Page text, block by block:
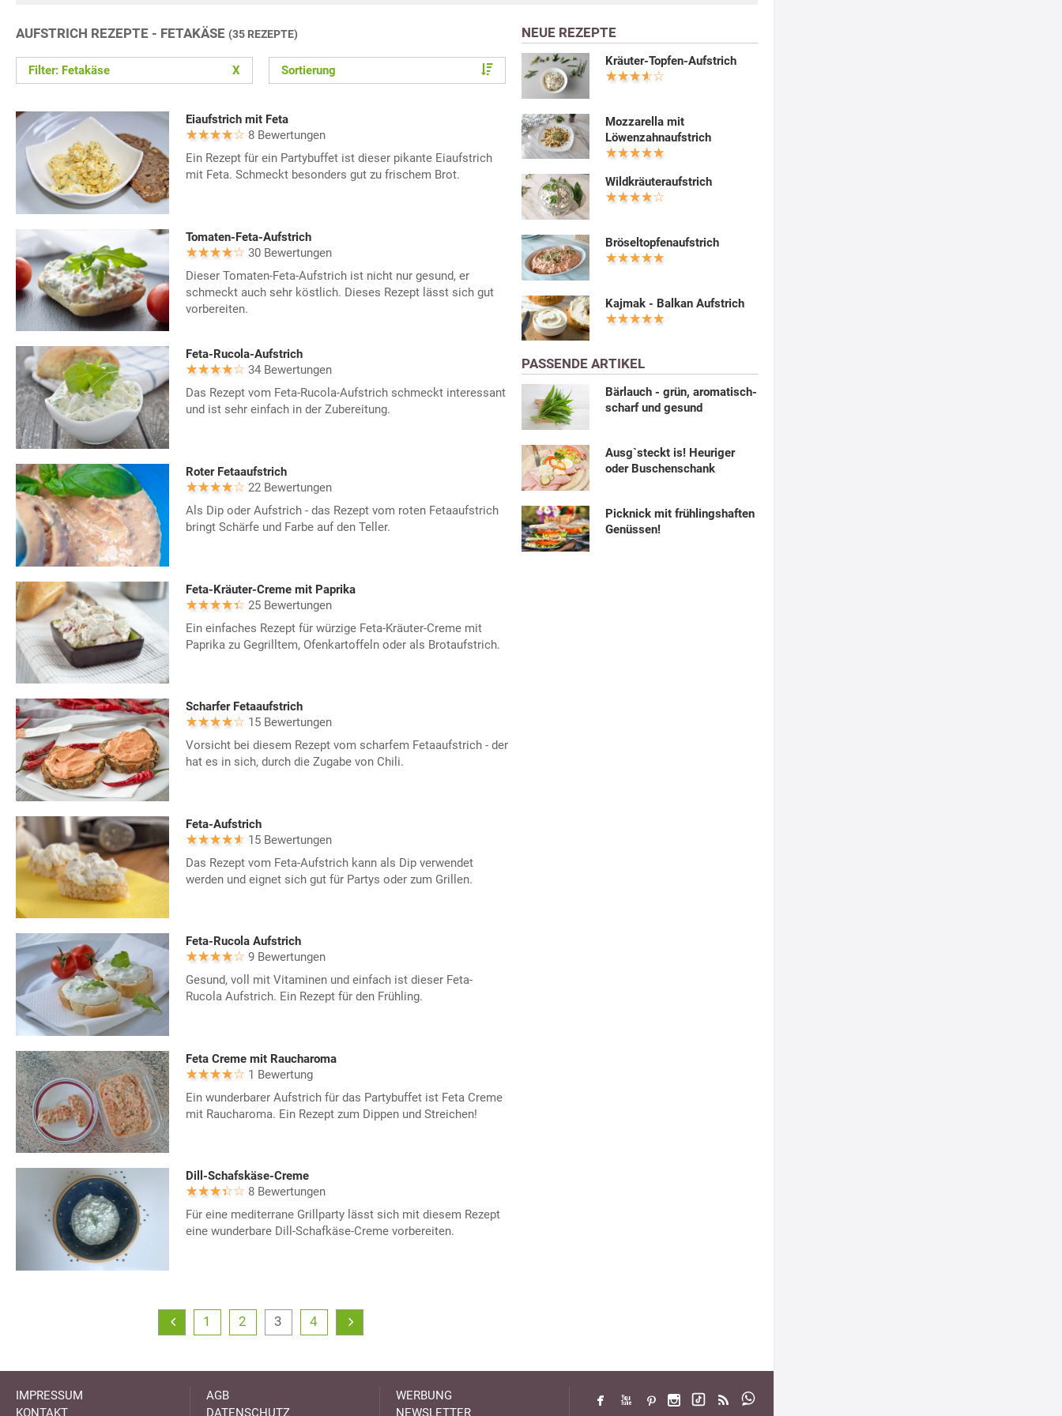
AUFSTRICH REZEPTE - FETAKÄSE (35 REZEPTE)
Filter: Fetakäse X Sortierung
Eiaufstrich mit Feta
8 Bewertungen
Ein Rezept für ein Partybuffet ist dieser pikante Eiaufstrich
mit Feta. Schmeckt besonders gut zu frischem Brot.
Tomaten-Feta-Aufstrich
30 Bewertungen
Dieser Tomaten-Feta-Aufstrich ist nicht nur gesund, er
schmeckt auch sehr köstlich. Dieses Rezept lässt sich gut
vorbereiten.
Feta-Rucola-Aufstrich
34 Bewertungen
Das Rezept vom Feta-Rucola-Aufstrich schmeckt interessant
und ist sehr einfach in der Zubereitung.
Roter Fetaaufstrich
22 Bewertungen
Als Dip oder Aufstrich - das Rezept vom roten Fetaaufstrich
bringt Schärfe und Farbe auf den Teller.
Feta-Kräuter-Creme mit Paprika
25 Bewertungen
Ein einfaches Rezept für würzige Feta-Kräuter-Creme mit
Paprika zu Gegrilltem, Ofenkartoffeln oder als Brotaufstrich.
Scharfer Fetaaufstrich
15 Bewertungen
Vorsicht bei diesem Rezept vom scharfem Fetaaufstrich - der
hat es in sich, durch die Zugabe von Chili.
Feta-Aufstrich
15 Bewertungen
Das Rezept vom Feta-Aufstrich kann als Dip verwendet
werden und eignet sich gut für Partys oder zum Grillen.
Feta-Rucola Aufstrich
9 Bewertungen
Gesund, voll mit Vitaminen und einfach ist dieser Feta-
Rucola Aufstrich. Ein Rezept für den Frühling.
Feta Creme mit Raucharoma
1 Bewertung
Ein wunderbarer Aufstrich für das Partybuffet ist Feta Creme
mit Raucharoma. Ein Rezept zum Dippen und Streichen!
Dill-Schafskäse-Creme
8 Bewertungen
Für eine mediterrane Grillparty lässt sich mit diesem Rezept
eine wunderbare Dill-Schafkäse-Creme vorbereiten.
1 2 3 4
NEUE REZEPTE
Kräuter-Topfen-Aufstrich
Mozzarella mit
Löwenzahnaufstrich
Wildkräuteraufstrich
Bröseltopfenaufstrich
Kajmak - Balkan Aufstrich
PASSENDE ARTIKEL
Bärlauch - grün, aromatisch-
scharf und gesund
Ausg`steckt is! Heuriger
oder Buschenschank
Picknick mit frühlingshaften
Genüssen!
IMPRESSUM
KONTAKT
AGB
DATENSCHUTZ
WERBUNG
NEWSLETTER